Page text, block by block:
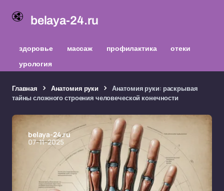
belaya-24.ru
здоровье массаж профилактика
отеки
урология
Главная Анатомия руки
Анатомия руки: раскрывая
тайны сложного строения человеческой конечности
belaya-24.ru
07-11-2025